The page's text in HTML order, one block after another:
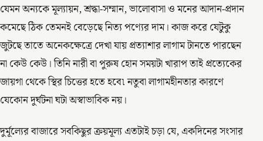
যেমন অন্যকে মূল্যায়ন, শ্রদ্ধা-সম্মান, ভালোবাসা ও মনের আদান-প্রদান
কমেছে ঠিক তেমনই বেড়েছে নিত্য পণ্যের দাম। কাজ করে যেটুকু
জুটছে তাতে অনেকক্ষেত্রে দেখা যায় প্রত্যাশার লাগাম টানতে পারছেন
না কেউ কেউ। তিনি নারী বা পুরুষ হোন সময়টা খারাপ তাই প্রত্যেকের
জায়গা থেকে স্থির চিত্তের হতে হবে৷ নতুবা লাগামহীনতার কারণে
যেকোন দুর্ঘটনা ঘটা অস্বাভাবিক নয়।
দুর্মূল্যের বাজারে সবকিছুর ক্রয়মূল্য এতটাই চড়া যে, একদিনের সংসার